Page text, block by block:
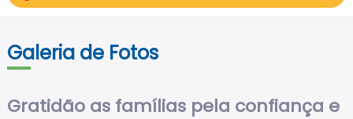
Galeria de Fotos
Gratidão as famílias pela confiança e